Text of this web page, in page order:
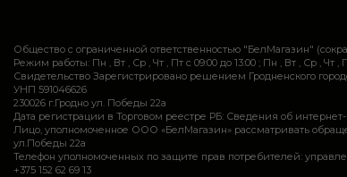
Общество с ограниченной ответственностью "БелМагазин"
Режим работы: Пн , Вт , Ср , Чт , Пт c 09:00 до 13:00 ; Пн , Вт , Ср , Чт ,
Свидетельство Зарегистрировано решением Гродненского
УНП 591046626
230026 г.Гродно ул. Победы 22а
Дата регистрации в Торговом реестре РБ: Сведения об
Лицо, уполномоченное ООО «БелМагазин» рассматривать
ул.Победы 22а
Телефон уполномоченных по защите прав потребителей:
+375 152 62 69 13